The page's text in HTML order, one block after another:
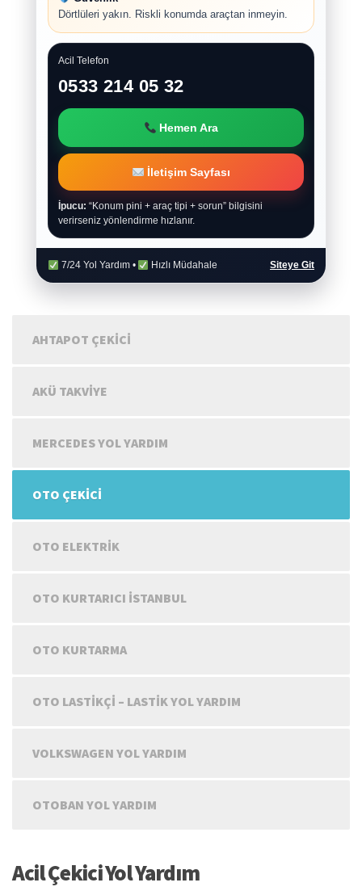
Dörtlüleri yakın. Riskli konumda araçtan inmeyin.
Acil Telefon
0533 214 05 32
Hemen Ara
İletişim Sayfası
İpucu: “Konum pini + araç tipi + sorun” bilgisini
verirseniz yönlendirme hızlanır.
7/24 Yol Yardım • Hızlı Müdahale Siteye Git
AHTAPOT ÇEKICI
AKÜ TAKVIYE
MERCEDES YOL YARDIM
OTO ÇEKICI
OTO ELEKTRIK
OTO KURTARICI İSTANBUL
OTO KURTARMA
OTO LASTIKÇI – LASTIK YOL YARDIM
VOLKSWAGEN YOL YARDIM
OTOBAN YOL YARDIM
Acil Çekici Yol Yardım